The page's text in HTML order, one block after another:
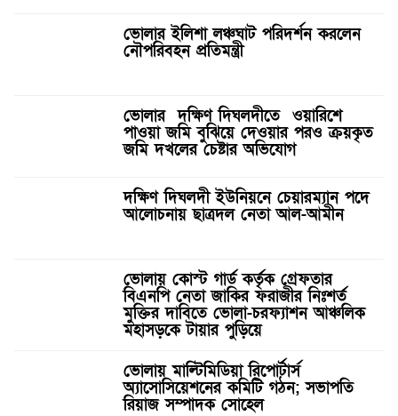
ভোলার ইলিশা লঞ্চঘাট পরিদর্শন করলেন
নৌপরিবহন প্রতিমন্ত্রী
ভোলার দক্ষিণ দিঘলদীতে ওয়ারিশে
পাওয়া জমি বুঝিয়ে দেওয়ার পরও ক্রয়কৃত
জমি দখলের চেষ্টার অভিযোগ
দক্ষিণ দিঘলদী ইউনিয়নে চেয়ারম্যান পদে
আলোচনায় ছাত্রদল নেতা আল-আমীন
ভোলায় কোস্ট গার্ড কর্তৃক গ্রেফতার
বিএনপি নেতা জাকির ফরাজীর নিঃশর্ত
মুক্তির দাবিতে ভোলা-চরফ্যাশন আঞ্চলিক
মহাসড়কে টায়ার পুড়িয়ে
ভোলায় মাল্টিমিডিয়া রিপোর্টার্স
অ্যাসোসিয়েশনের কমিটি গঠন; সভাপতি
রিয়াজ সম্পাদক সোহেল